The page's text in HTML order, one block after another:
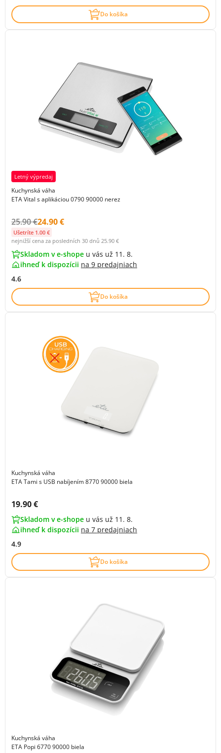
Do košíka
Letný výpredaj
Kuchynská váha
ETA Vital s aplikáciou 0790 90000 nerez
Původní cena s DPH:
25.90 €Cena s DPH:
24.90 €
Ušetríte 1.00 €
nejnižší cena za posledních 30 dnů 25.90 €
Skladom v e-shope u vás už 11. 8.
ihneď k dispozícii na 9 predajniach
4.6
Do košíka
Kuchynská váha
ETA Tami s USB nabíjením 8770 90000 biela
Cena s DPH:
19.90 €
Skladom v e-shope u vás už 11. 8.
ihneď k dispozícii na 7 predajniach
4.9
Do košíka
Kuchynská váha
ETA Popi 6770 90000 biela